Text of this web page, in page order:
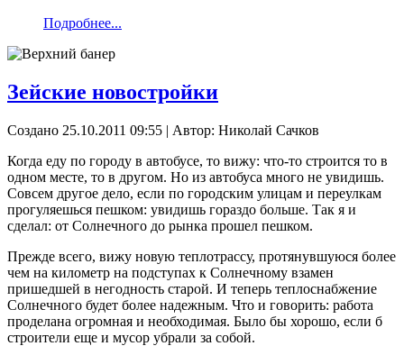
Подробнее...
Зейские новостройки
Создано 25.10.2011 09:55 | Автор: Николай Сачков
Когда еду по городу в автобусе, то вижу: что-то строится то в
одном месте, то в другом. Но из автобуса много не увидишь.
Совсем другое дело, если по городским улицам и переулкам
прогуляешься пешком: увидишь гораздо больше. Так я и
сделал: от Солнечного до рынка прошел пешком.
Прежде всего, вижу новую теплотрассу, протянувшуюся более
чем на километр на подступах к Солнечному взамен
пришедшей в негодность старой. И теперь теплоснабжение
Солнечного будет более надежным. Что и говорить: работа
проделана огромная и необходимая. Было бы хорошо, если б
строители еще и мусор убрали за собой.